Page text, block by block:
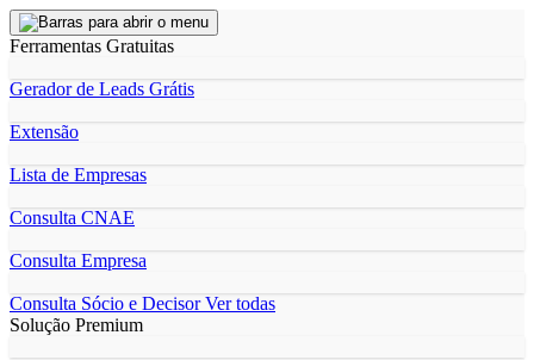
Ferramentas Gratuitas
Gerador de Leads Grátis
Extensão
Lista de Empresas
Consulta CNAE
Consulta Empresa
Consulta Sócio e DecisorVer todas
Solução Premium